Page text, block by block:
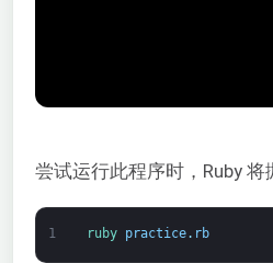
尝试运行此程序时，Ruby 将
1 ruby practice. rb